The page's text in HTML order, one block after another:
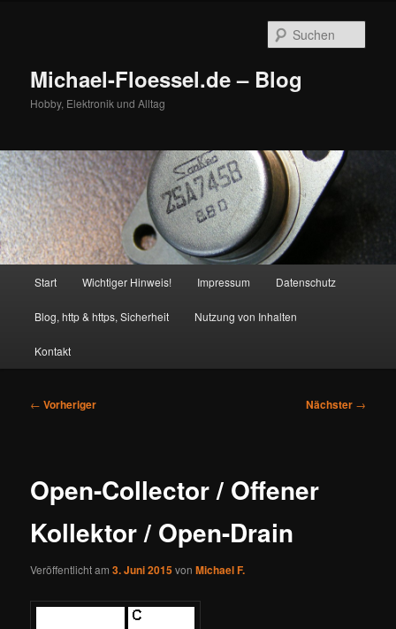
Michael-Floessel.de – Blog
Hobby, Elektronik und Alltag
Start Wichtiger Hinweis! Impressum Datenschutz
Blog, http & https, Sicherheit Nutzung von Inhalten
Kontakt
Beitragsnavigation
← Vorheriger Nächster →
Open-Collector / Offener
Kollektor / Open-Drain
Veröffentlicht am3. Juni 2015vonMichael F.